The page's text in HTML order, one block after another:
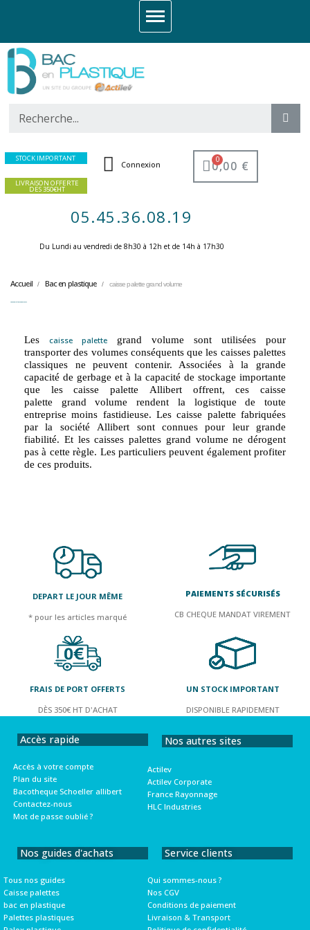
STOCK IMPORTANT
LIVRAISON OFFERTE
DES 350€HT
Connexion 0,00 €
05.45.36.08.19
Du Lundi au vendredi de 8h30 à 12h et de 14h à 17h30 ​
Accueil Bac en plastique caisse palette grand volume
Les caisse palette grand volume sont utilisées pour
transporter des volumes conséquents que les caisses palettes
classiques ne peuvent contenir. Associées à la grande
capacité de gerbage et à la capacité de stockage importante
que lescaisse palette Allibertoffrent, cescaisse
palette grand volume rendent la logistique de toute
entreprise moins fastidieuse. Lescaisse palette fabriquées
par la société Allibert sont connues pour leur grande
fiabilité. Et les caisses palettes grand volume ne dérogent
pas à cette règle. Les particuliers peuvent également profiter
de ces produits.
DEPART LE JOUR MÊME
* pour les articles marqué
PAIEMENTS SÉCURISÉS
CB CHEQUE MANDAT VIREMENT
FRAIS DE PORT OFFERTS
DÈS 350€ HT D'ACHAT
UN STOCK IMPORTANT
DISPONIBLE RAPIDEMENT
Accès rapide
Accès à votre compte
Plan du site
Bacotheque Schoeller allibert
Contactez-nous
Mot de passe oublié ?
Nos autres sites
Actilev
Actilev Corporate
France Rayonnage
HLC Industries
Nos guides d'achats
Tous nos guides
Caisse palettes
bac en plastique
Palettes plastiques
Service clients
Qui sommes-nous ?
Nos CGV
Conditions de paiement
Livraison & Transport